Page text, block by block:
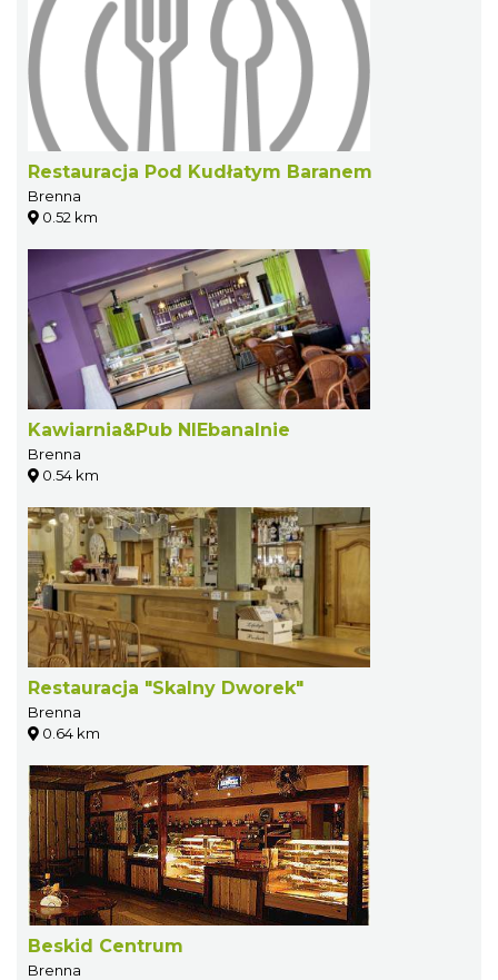
Restauracja Pod Kudłatym Baranem
Brenna
0.52 km
Kawiarnia&Pub NIEbanalnie
Brenna
0.54 km
Restauracja "Skalny Dworek"
Brenna
0.64 km
Beskid Centrum
Brenna